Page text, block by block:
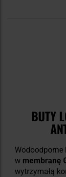
BUTY
w membranę
wytrzymałą